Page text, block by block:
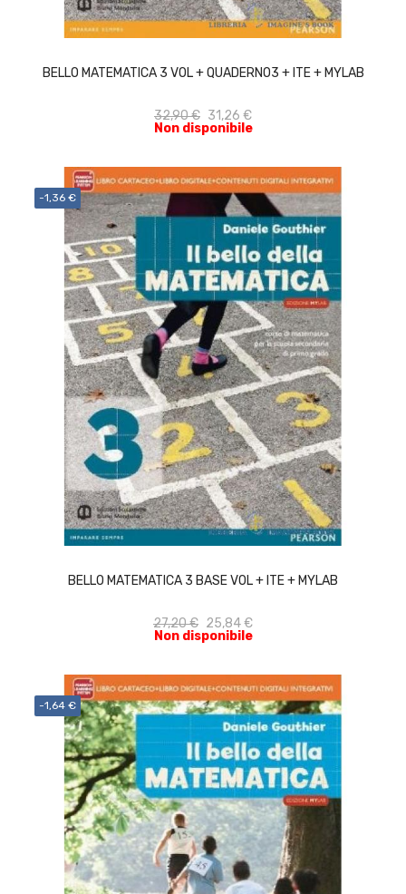
BELLO MATEMATICA 3 VOL + QUADERNO3 + ITE + MYLAB
32,90 € 31,26 €
Non disponibile
ACQUISTA
-1,36 €
BELLO MATEMATICA 3 BASE VOL + ITE + MYLAB
27,20 € 25,84 €
Non disponibile
-1,64 €